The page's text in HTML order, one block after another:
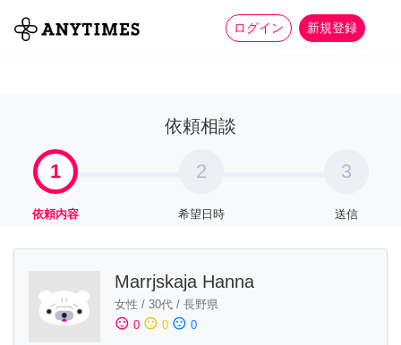
ログイン 新規登録
全て 家事 more_horiz
依頼相談
1
依頼内容
2
希望日時
3
送信
Marrjskaja Hanna
女性 / 30代 / 長野県
sentiment_satisfied 0 sentiment_neutral 0 sentiment_dissatisfied 0